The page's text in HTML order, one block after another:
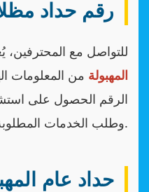
رقم حداد
للتواصل مع المحترفين،
المهبولة من المعلومات
الرقم الحصول على
وطلب الخدمات المطلوبة.
حداد عام